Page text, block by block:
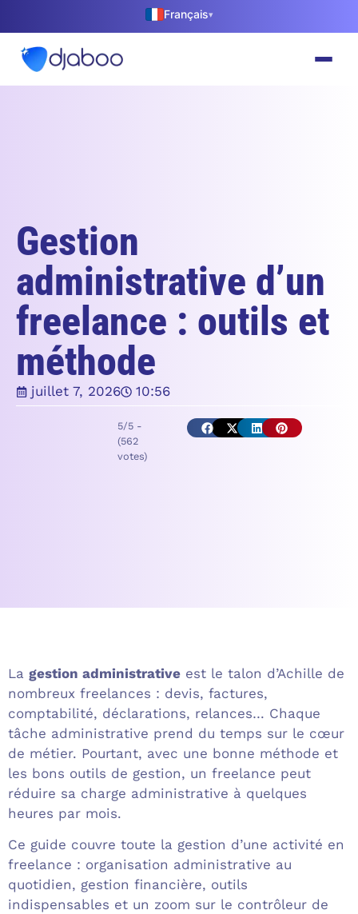
Français▾
Gestion
administrative d’un
freelance : outils et
méthode
juillet 7, 2026 10:56
5/5 -
(562
votes)
La gestion administrative est le talon d’Achille de
nombreux freelances : devis, factures,
comptabilité, déclarations, relances… Chaque
tâche administrative prend du temps sur le cœur
de métier. Pourtant, avec une bonne méthode et
les bons outils de gestion, un freelance peut
réduire sa charge administrative à quelques
heures par mois.
Ce guide couvre toute la gestion d’une activité en
freelance : organisation administrative au
quotidien, gestion financière, outils
indispensables et un zoom sur le contrôleur de